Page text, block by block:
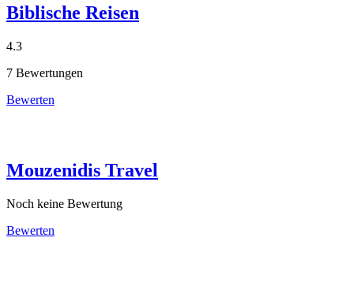
Biblische Reisen
4.3
7 Bewertungen
Bewerten
Mouzenidis Travel
Noch keine Bewertung
Bewerten